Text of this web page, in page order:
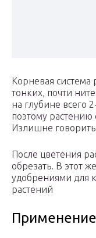
Корневая система
тонких, почти
на глубине всего
поэтому растению
Излишне
После цветения
обрезать. В этот
удобрениями для
растений